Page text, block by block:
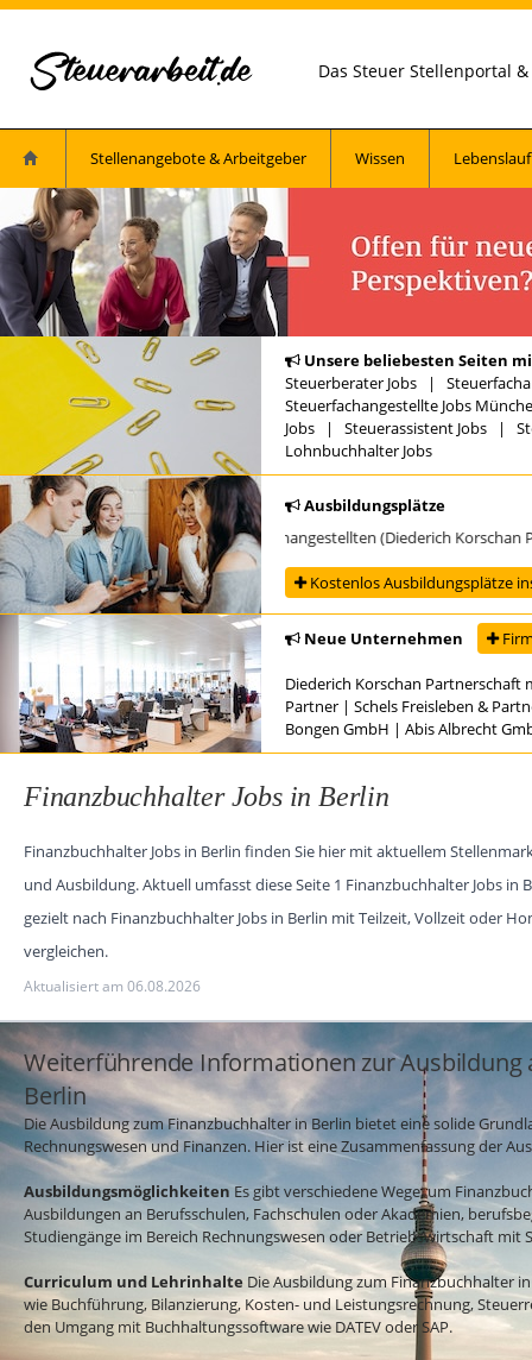
Das Steuer Stellenportal
Stellenangebote & Arbeitgeber Wissen Lebenslauf
Unsere beliebesten Seiten
Steuerberater Jobs |
Steuerfachangestellte Jobs
Jobs | Steuerassistent Jobs |
Lohnbuchhalter Jobs
Ausbildungsplätze
Ausbildung zur/zum Steuerfachangestellten (Diederich Korschan
Kostenlos Ausbildungsplätze
Neue Unternehmen
Diederich Korschan Partnerschaft
Partner | Schels Freisleben &
Bongen GmbH | Abis Albrecht
Finanzbuchhalter Jobs in Berlin
Finanzbuchhalter Jobs in Berlin finden Sie hier mit aktuellem
und Ausbildung. Aktuell umfasst diese Seite 1 Finanzbuchhalter Jobs
gezielt nach Finanzbuchhalter Jobs in Berlin mit Teilzeit, Vollzeit oder
vergleichen.
Aktualisiert am 06.08.2026
Weiterführende Informationen zur Ausbildung
Berlin
Die Ausbildung zum Finanzbuchhalter in Berlin bietet eine solide
Rechnungswesen und Finanzen. Hier ist eine Zusammenfassung der
Ausbildungsmöglichkeiten Es gibt verschiedene Wege, um
Ausbildungen an Berufsschulen, Fachschulen oder Akademien,
Studiengänge im Bereich Rechnungswesen oder Betriebswirtschaft
Curriculum und Lehrinhalte Die Ausbildung zum Finanzbuchhalter
wie Buchführung, Bilanzierung, Kosten- und Leistungsrechnung,
den Umgang mit Buchhaltungssoftware wie DATEV oder SAP.